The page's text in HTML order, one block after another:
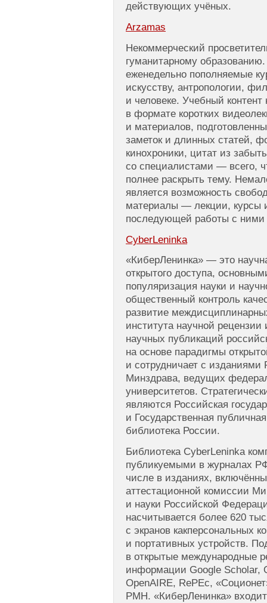
действующих учёных.
Arzamas
Некоммерческий
гуманитарному
еженедельно пополняемые
искусству, антропологии,
и человеке. Учебный контент
в формате коротких
и материалов,
заметок и длинных статей,
кинохроники, цитат из
со специалистами — всего,
полнее раскрыть тему.
является возможность
материалы — лекции, курсы
последующей работы с ними
CyberLeninka
«КиберЛенинка» — это
открытого доступа,
популяризация науки и
общественный контроль
развитие
института научной
научных публикаций
на основе парадигмы
и сотрудничает с изданиями
Минздрава, ведущих
университетов.
являются Российская
и Государственная
библиотека России.
Библиотека CyberLeninka
публикуемыми в журналах
числе в изданиях,
аттестационной комиссии
и науки Российской
насчитывается более 620
с экранов какперсональных
и портативных устройств.
в открытые международные
информации Google Scholar,
OpenAIRE, RePEc,
PMH. «КиберЛенинка»